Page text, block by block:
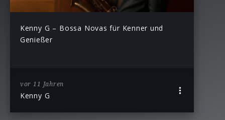
Kenny G – Bossa Novas für Kenner und
Genießer
vor 11 Jahren
Kenny G